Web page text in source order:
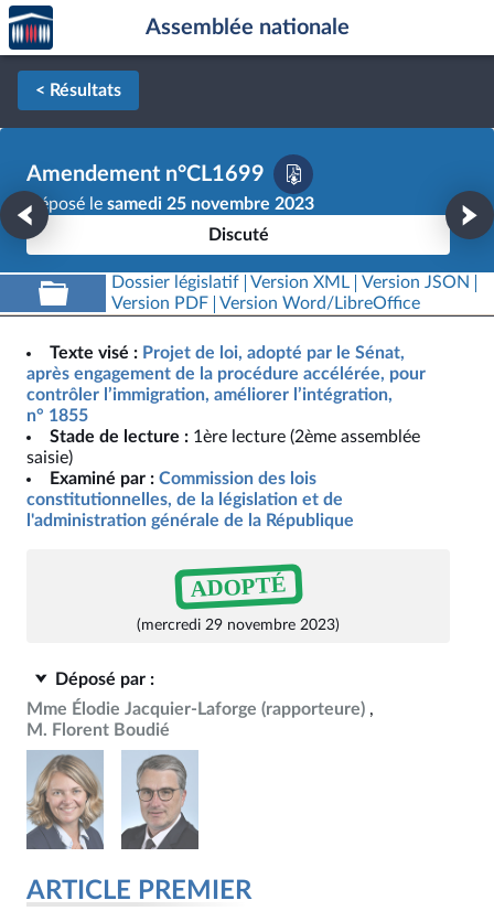
Aller au contenu
Aller en bas de la page
Accèder
à la
page
d'accueil
Assemblée nationale
< Résultats
Amendement n°CL1699
Déposé le samedi 25 novembre 2023
Discuté
Dossier législatif Version XML
Version JSON
Version PDF
Version Word/LibreOffice
Texte visé : Projet de loi, adopté par le Sénat,
après engagement de la procédure accélérée, pour
contrôler l’immigration, améliorer l’intégration,
n° 1855
Stade de lecture : 1ère lecture (2ème assemblée
saisie)
Examiné par : Commission des lois
constitutionnelles, de la législation et de
l'administration générale de la République
ADOPTÉ
(mercredi 29 novembre 2023)
Déposé par :
Mme Élodie Jacquier-Laforge (rapporteure)
M. Florent Boudié
ARTICLE PREMIER